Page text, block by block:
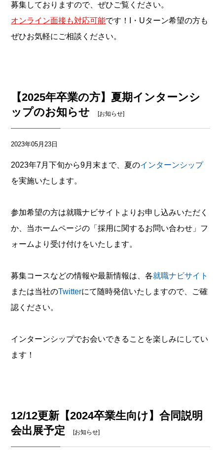
募集しておりますので、ぜひご覧ください。
オンライン面接も対応可能です！I・Uターン希望の方も
ぜひお気軽にご相談ください。
【2025年卒業の方】夏期インターンシ
ップのお知らせ
[お知らせ]
2023年05月23日
2023年7月下旬から9月末まで、夏のインターンシップ
を実施いたします。
参加希望の方は就職ナビサイトよりお申し込みいただく
か、当ホームページの「採用に関するお問い合わせ」フ
ォームより受け付けをいたします。
募集コースなどの情報や最新情報は、各就職ナビサイト
または当社のTwitterにて随時発信いたしますので、ご確
認ください。
インターンシップでお会いできることを楽しみにしてい
ます！
12/12更新【2024卒業生向け】合同説明
会出展予定
[お知らせ]